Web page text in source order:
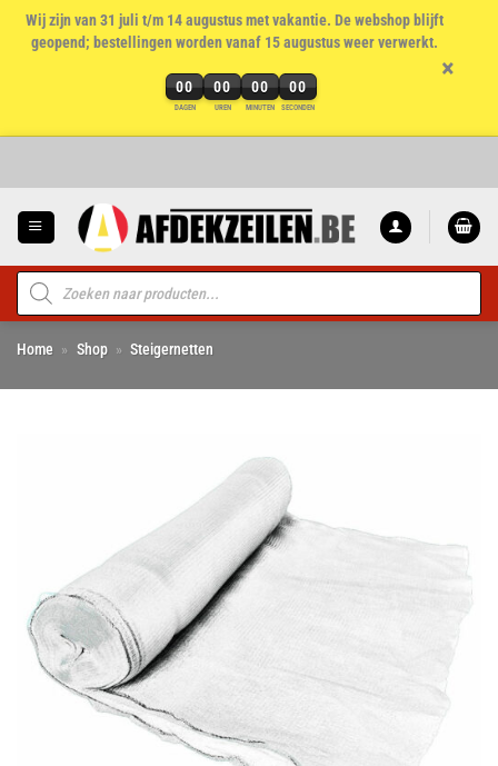
Wij zijn van 31 juli t/m 14 augustus met vakantie. De webshop blijft
geopend; bestellingen worden vanaf 15 augustus weer verwerkt.
00
DAGEN
00
UREN
00
MINUTEN
00
SECONDEN
×
Producten
zoeken
Home » Shop » Steigernetten